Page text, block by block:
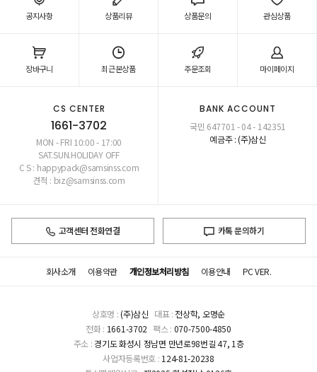
공지사항 상품리뷰 상품문의 관심상품
장바구니 최근본상품 주문조회 마이페이지
CS CENTER
1661-3702
MON - FRI 10:00 - 17:00
SAT.SUN.HOLIDAY OFF
C S : happypack@samsinss.com
견적 : biz@samsinss.com
BANK ACCOUNT
국민 647701 - 04 - 142351
예금주 : (주)삼신
고객센터 전화연결 카톡 문의하기
회사소개 이용약관 개인정보처리방침 이용안내 PC VER.
상호명 :(주)삼신 대표 : 전상학, 오명순
전화 : 1661-3702 팩스 : 070-7500-4850
주소 : 경기도 화성시 정남면 만년로98번길 47, 1층
사업자등록번호 : 124-81-20238